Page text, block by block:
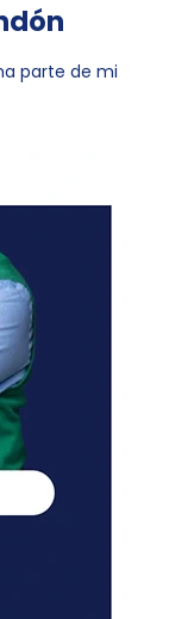
parte de mi